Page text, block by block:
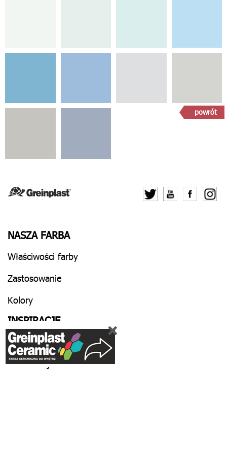
powrót
NASZA FARBA
Właściwości farby
Zastosowanie
Kolory
INSPIRACJE
Salon
Kuchnia i jadalnia